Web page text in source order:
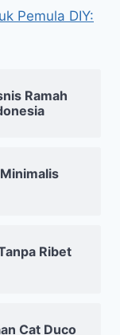
Pemula DIY:
Ramah
Ribet
Cat Duco